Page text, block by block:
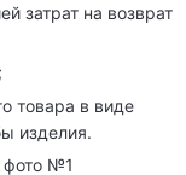
затрат на возврат
товара в виде
изделия.